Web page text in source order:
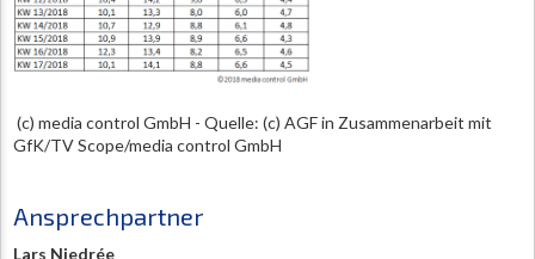
(c) media control GmbH - Quelle: (c) AGF in Zusammenarbeit mit
GfK/TV Scope/media control GmbH
Ansprechpartner
Lars Niedrée